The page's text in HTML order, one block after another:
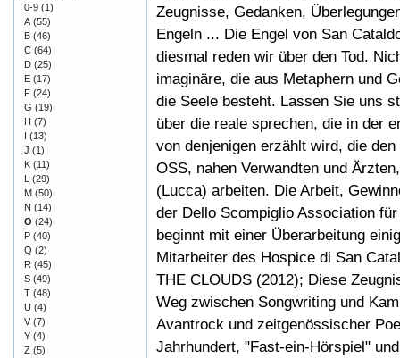
Zeugnisse, Gedanken,
Engeln ... Die Engel von San
diesmal reden wir über den Tod.
imaginäre, die aus Metaphern und
die Seele besteht. Lassen Sie uns
über die reale sprechen, die in der
von denjenigen erzählt wird, die
OSS, nahen Verwandten und
(Lucca) arbeiten. Die Arbeit,
der Dello Scompiglio Association
beginnt mit einer Überarbeitung
Mitarbeiter des Hospice di San
THE CLOUDS (2012); Diese
Weg zwischen Songwriting und
Avantrock und zeitgenössischer
Jahrhundert, "Fast-ein-Hörspiel"
0-9 (1)
A (55)
B (46)
C (64)
D (25)
E (17)
F (24)
G (19)
H (7)
I (13)
J (1)
K (11)
L (29)
M (50)
N (14)
O (24)
P (40)
Q (2)
R (45)
S (49)
T (48)
U (4)
V (7)
Y (4)
Z (5)